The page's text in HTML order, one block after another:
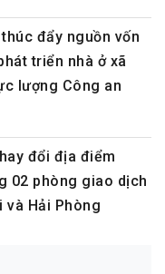
đẩy nguồn vốn
triển nhà ở xã
lượng Công an
đổi địa điểm
02 phòng giao dịch
và Hải Phòng